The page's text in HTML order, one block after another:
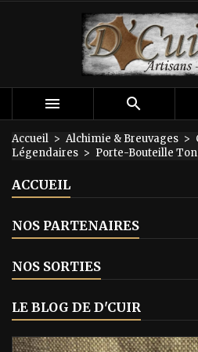
 
Accueil Alchimie & Breuvages
Légendaires
Porte-Bouteille
ACCUEIL
NOS PARTENAIRES
NOS SORTIES
LE BLOG DE D'CUIR
Mes listes d'envies
Créer une nouvelle liste
Créer une liste
Nom de la liste d'envies
Annuler
Connexion
Vous devez être connecté
à votre liste d'envies.